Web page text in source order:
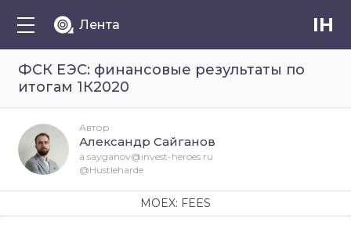
Лента IH
ФСК ЕЭС: финансовые результаты по
итогам 1К2020
Автор
Александр Сайганов
a.sayganov@invest-heroes.ru
@Hustleharde
MOEX: FEES